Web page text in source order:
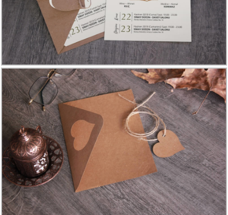
Düğün
Davetiye
Modelleri
Atatürk'lü
Davetiyeler
Papatyalı
Davetiye
Modelleri
Dini
Düğün
Davetiyeler
yeni
Numune
Talebi
(ücretsiz)